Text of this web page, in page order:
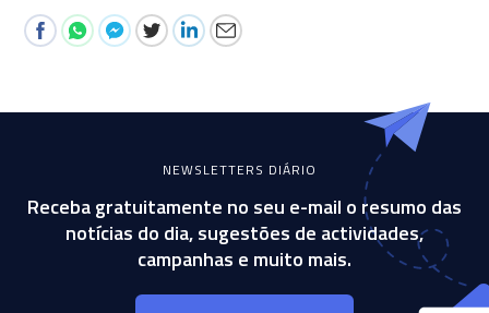
NEWSLETTERS DIÁRIO
Receba gratuitamente no seu e-mail o resumo das
notícias do dia, sugestões de actividades,
campanhas e muito mais.